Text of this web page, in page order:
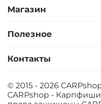
Магазин
Полезное
Контакты
© 2015 - 2026
CARPshop -